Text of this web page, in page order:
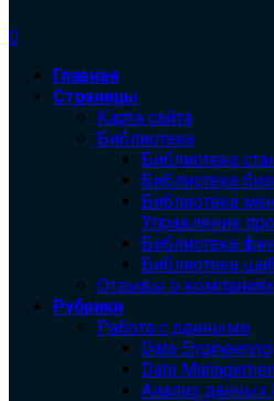
0
Главная
Страницы
Карта сайта
Библиотека
Библиотека
Библиотека
Библиотека
Управление
Библиотека
Библиотека
Отзывы о компаниях
Рубрики
Работа с данными
Data Engineering
Data
Анализ данных